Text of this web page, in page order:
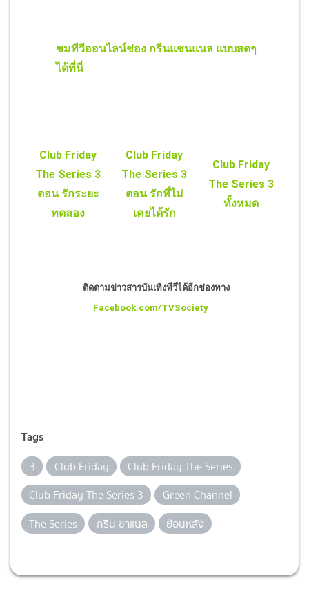
ชมทีวีออนไลน์ช่อง กรีนแชนแนล แบบสดๆ
ได้ที่นี่
Club Friday
The Series 3
ตอน รักระยะ
ทดลอง
Club Friday
The Series 3
ตอน รักที่ไม่
เคยได้รัก
Club Friday
The Series 3
ทั้งหมด
ติดตามข่าวสารบันเทิงทีวีได้อีกช่องทาง
Facebook.com/TVSociety
Tags
3 Club Friday
Club Friday The Series
Club Friday The Series 3
Green Channel
The Series
กรีน ชาแนล ย้อนหลัง